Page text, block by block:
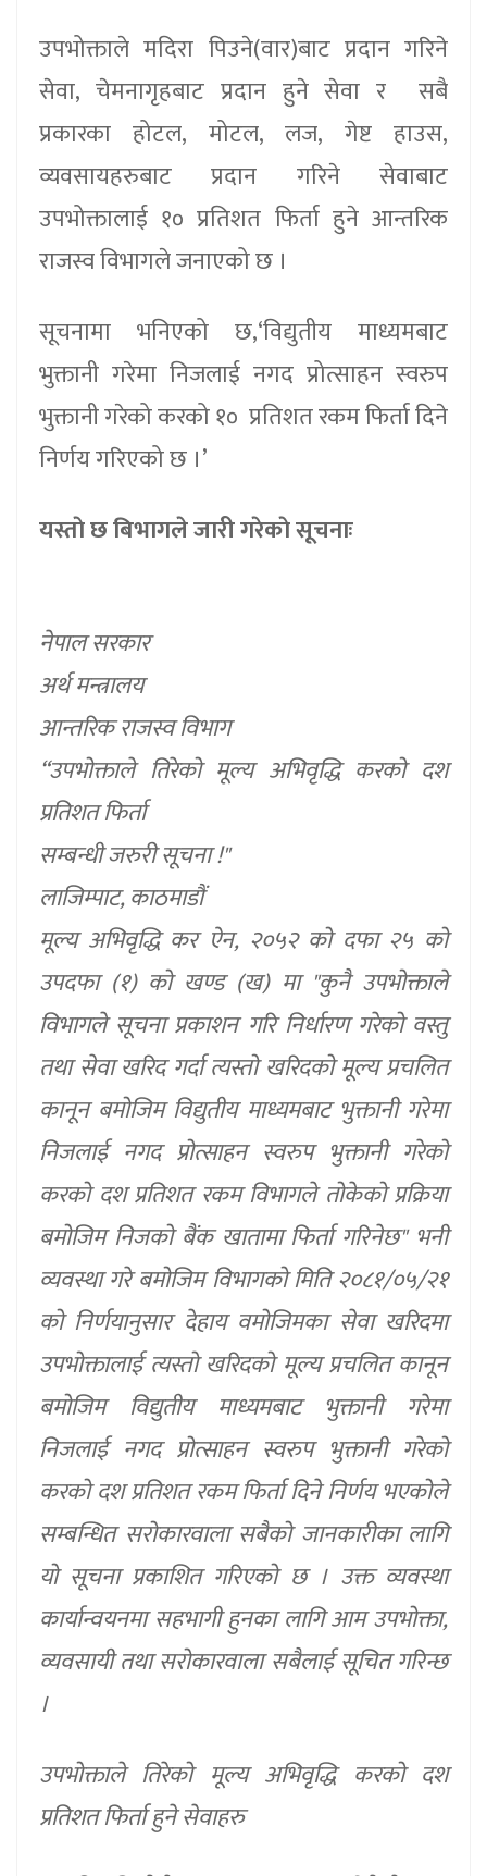
उपभोक्ताले मदिरा पिउने(वार)बाट प्रदान गरिने
सेवा, चेमनागृहबाट प्रदान हुने सेवा र सबै
प्रकारका होटल, मोटल, लज, गेष्ट हाउस,
व्यवसायहरुबाट प्रदान गरिने सेवाबाट
उपभोक्तालाई १० प्रतिशत फिर्ता हुने आन्तरिक
राजस्व विभागले जनाएको छ ।
सूचनामा भनिएको छ,‘विद्युतीय माध्यमबाट
भुक्तानी गरेमा निजलाई नगद प्रोत्साहन स्वरुप
भुक्तानी गरेको करको १० प्रतिशत रकम फिर्ता दिने
निर्णय गरिएको छ ।’
यस्ताे छ बिभागले जारी गरेकाे सूचनाः
नेपाल सरकार
अर्थ मन्त्रालय
आन्तरिक राजस्व विभाग
“उपभोक्ताले तिरेको मूल्य अभिवृद्धि करको दश
प्रतिशत फिर्ता
सम्बन्धी जरुरी सूचना !"
लाजिम्पाट, काठमाडौं
मूल्य अभिवृद्धि कर ऐन, २०५२ को दफा २५ को
उपदफा (१) को खण्ड (ख) मा "कुनै उपभोक्ताले
विभागले सूचना प्रकाशन गरि निर्धारण गरेको वस्तु
तथा सेवा खरिद गर्दा त्यस्तो खरिदको मूल्य प्रचलित
कानून बमोजिम विद्युतीय माध्यमबाट भुक्तानी गरेमा
निजलाई नगद प्रोत्साहन स्वरुप भुक्तानी गरेको
करको दश प्रतिशत रकम विभागले तोकेको प्रक्रिया
बमोजिम निजको बैंक खातामा फिर्ता गरिनेछ" भनी
व्यवस्था गरे बमोजिम विभागको मिति २०८१/०५/२१
को निर्णयानुसार देहाय वमोजिमका सेवा खरिदमा
उपभोक्तालाई त्यस्तो खरिदको मूल्य प्रचलित कानून
बमोजिम विद्युतीय माध्यमबाट भुक्तानी गरेमा
निजलाई नगद प्रोत्साहन स्वरुप भुक्तानी गरेको
करको दश प्रतिशत रकम फिर्ता दिने निर्णय भएकोले
सम्बन्धित सरोकारवाला सबैको जानकारीका लागि
यो सूचना प्रकाशित गरिएको छ । उक्त व्यवस्था
कार्यान्वयनमा सहभागी हुनका लागि आम उपभोक्ता,
व्यवसायी तथा सरोकारवाला सबैलाई सूचित गरिन्छ
।
उपभोक्ताले तिरेको मूल्य अभिवृद्धि करको दश
प्रतिशत फिर्ता हुने सेवाहरु